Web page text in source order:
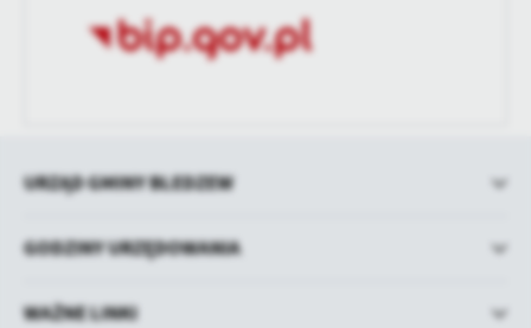
URZĄD GMINY BLEDZEW
GODZINY URZĘDOWANIA
WAŻNE LINKI